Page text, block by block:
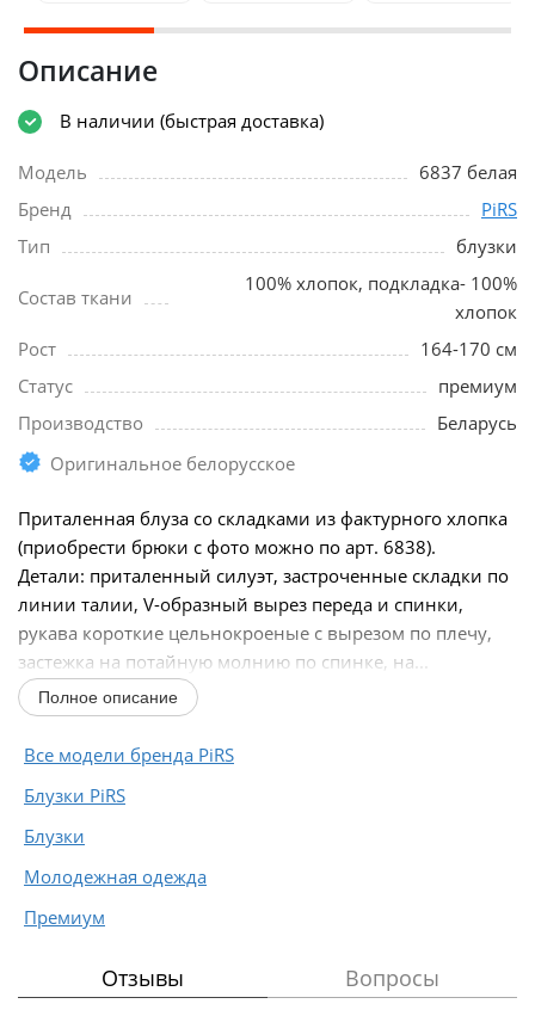
Описание
В наличии (быстрая доставка)
Модель
6837 белая
Бренд
PiRS
Тип
блузки
Состав ткани
100% хлопок, подкладка- 100%
хлопок
Рост
164-170 см
Статус
премиум
Производство
Беларусь
Оригинальное белорусское
Приталенная блуза со складками из фактурного хлопка
(приобрести брюки с фото можно по арт. 6838).
Детали: приталенный силуэт, застроченные складки по
линии талии, V-образный вырез переда и спинки,
рукава короткие цельнокроеные с вырезом по плечу,
застежка на потайную молнию по спинке, на...
Полное описание
Все модели бренда PiRS
Блузки PiRS
Блузки
Молодежная одежда
Премиум
Отзывы Вопросы